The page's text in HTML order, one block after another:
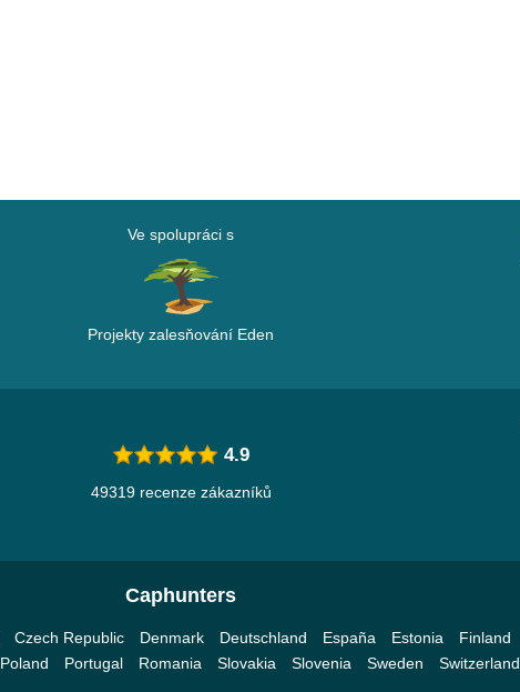
Ve spolupráci s
Projekty zalesňování Eden
4.9
49319 recenze zákazníků
Caphunters
Czech Republic Denmark Deutschland España Estonia Finland
Poland Portugal Romania Slovakia Slovenia Sweden Switzerland